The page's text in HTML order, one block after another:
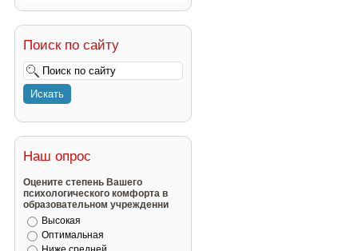
Поиск по сайту
Наш опрос
Оцените степень Вашего
психологического комфорта в
образовательном учрежденни
Высокая
Оптимальная